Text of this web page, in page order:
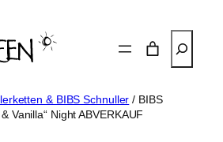
& BIBS Schnuller / BIBS
Vanilla“ Night ABVERKAUF